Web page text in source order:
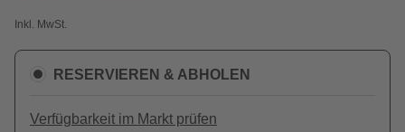
Inkl. MwSt.
RESERVIEREN & ABHOLEN
Verfügbarkeit im Markt prüfen